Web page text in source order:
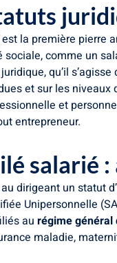
est la première pierre
comme un
qu’il
et sur les
et
entrepreneur.
salarié
dirigeant un statut
Unipersonnelle
au régime général
maladie,